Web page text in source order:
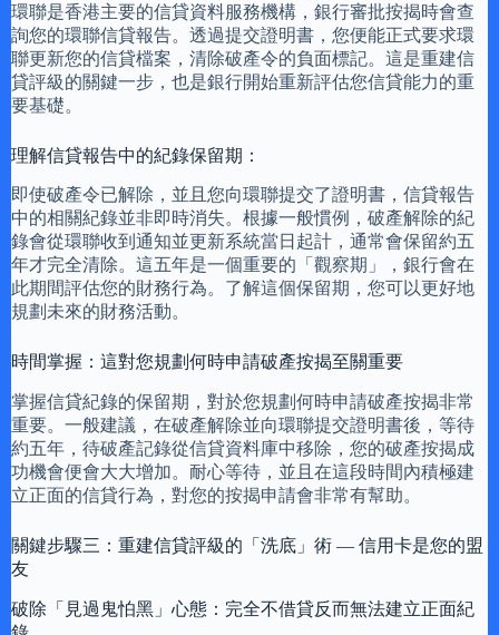
環聯是香港主要的信貸資料服務機構，銀行審批按揭時會查
詢您的環聯信貸報告。透過提交證明書，您便能正式要求環
聯更新您的信貸檔案，清除破產令的負面標記。這是重建信
貸評級的關鍵一步，也是銀行開始重新評估您信貸能力的重
要基礎。
理解信貸報告中的紀錄保留期：
即使破產令已解除，並且您向環聯提交了證明書，信貸報告
中的相關紀錄並非即時消失。根據一般慣例，破產解除的紀
錄會從環聯收到通知並更新系統當日起計，通常會保留約五
年才完全清除。這五年是一個重要的「觀察期」，銀行會在
此期間評估您的財務行為。了解這個保留期，您可以更好地
規劃未來的財務活動。
時間掌握：這對您規劃何時申請破產按揭至關重要
掌握信貸紀錄的保留期，對於您規劃何時申請破產按揭非常
重要。一般建議，在破產解除並向環聯提交證明書後，等待
約五年，待破產記錄從信貸資料庫中移除，您的破產按揭成
功機會便會大大增加。耐心等待，並且在這段時間內積極建
立正面的信貸行為，對您的按揭申請會非常有幫助。
關鍵步驟三：重建信貸評級的「洗底」術 — 信用卡是您的盟
友
破除「見過鬼怕黑」心態：完全不借貸反而無法建立正面紀